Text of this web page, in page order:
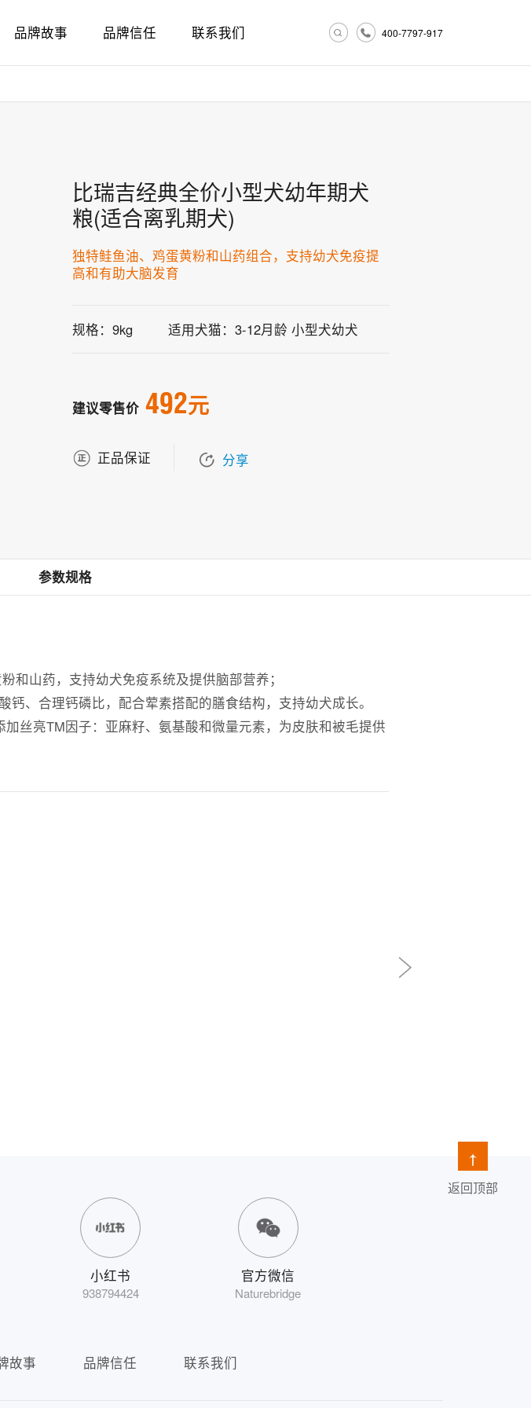
品牌故事 品牌信任 联系我们 400-7797-917
比瑞吉经典全价小型犬幼年期犬
粮(适合离乳期犬)
独特鲑鱼油、鸡蛋黄粉和山药组合，支持幼犬免疫提
高和有助大脑发育
规格：9kg 适用犬猫：3-12月龄 小型犬幼犬
建议零售价 492元
正品保证 分享
参数规格
和山药，支持幼犬免疫系统及提供脑部营养；
、合理钙磷比，配合荤素搭配的膳食结构，支持幼犬成长。
丝亮TM因子：亚麻籽、氨基酸和微量元素，为皮肤和被毛提供
小红书
938794424
官方微信
Naturebridge
故事 品牌信任 联系我们
返回顶部